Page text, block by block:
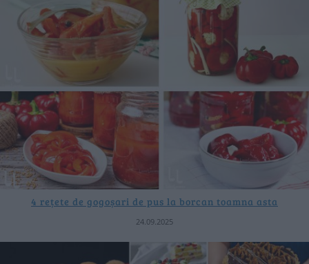
4 rețete de gogoșari de pus la borcan toamna asta
24.09.2025